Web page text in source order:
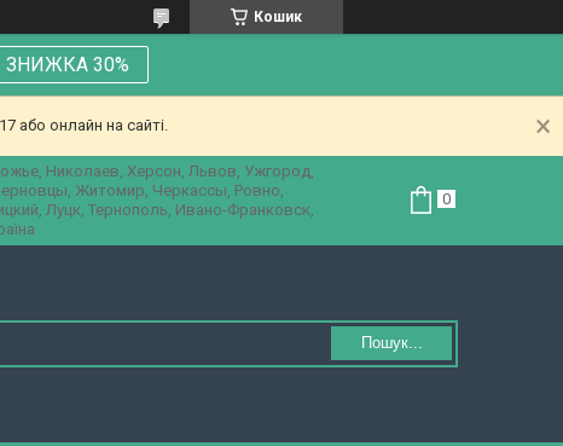
Кошик
30%
або онлайн на сайті.
Николаев, Херсон, Львов, Ужгород,
Житомир, Черкассы, Ровно,
Луцк, Тернополь, Ивано-Франковск,
Пошук...